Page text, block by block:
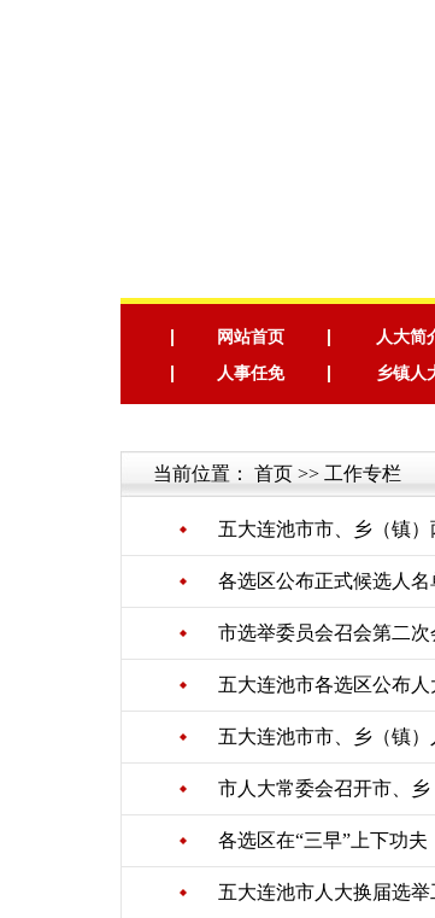
网站首页 人大简
人事任免
乡镇人
当前位置： 首页 >> 工作专栏
五大连池市市、乡（镇
各选区公布正式候选人名
市选举委员会召会第二
五大连池市各选区公布
五大连池市市、乡（镇
市人大常委会召开市、
各选区在“三早”上下功夫
五大连池市人大换届选